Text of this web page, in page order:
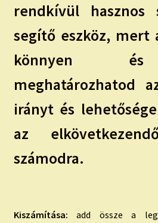
IRATKOZZ FEL A VIDEÓ
TAROT ELEMZÉS MEGRENDELÉSE
AJÁNDÉKOKKAL!
rendkívül hasznos
segítő eszköz, mert
könnyen és
meghatározhatod
irányt és
az
számodra.
Kiszámítása: add össze a